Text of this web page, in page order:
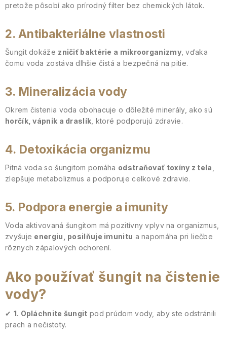
pretože pôsobí ako prírodný filter bez chemických látok.
2. Antibakteriálne vlastnosti
Šungit dokáže zničiť baktérie a mikroorganizmy, vďaka
čomu voda zostáva dlhšie čistá a bezpečná na pitie.
3. Mineralizácia vody
Okrem čistenia voda obohacuje o dôležité minerály, ako sú
horčík, vápnik a draslík , ktoré podporujú zdravie.
4. Detoxikácia organizmu
Pitná voda so šungitom pomáha odstraňovať toxíny z tela
zlepšuje metabolizmus a podporuje celkové zdravie.
5. Podpora energie a imunity
Voda aktivovaná šungitom má pozitívny vplyv na organizmus,
zvyšuje energiu, posilňuje imunitu a napomáha pri liečbe
rôznych zápalových ochorení.
Ako používať šungit na čistenie
vody?
✔ 1. Opláchnite šungit pod prúdom vody, aby ste odstránili
prach a nečistoty.